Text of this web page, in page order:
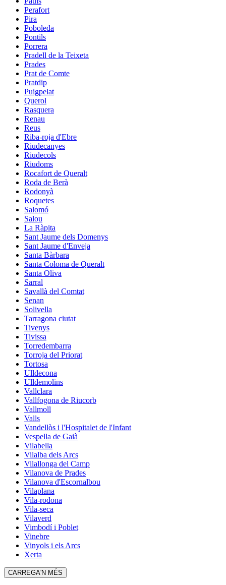
Perafort
Pira
Poboleda
Pontils
Porrera
Pradell de la Teixeta
Prades
Prat de Comte
Pratdip
Puigpelat
Querol
Rasquera
Renau
Reus
Riba-roja d'Ebre
Riudecanyes
Riudecols
Riudoms
Rocafort de Queralt
Roda de Berà
Rodonyà
Roquetes
Salomó
Salou
La Ràpita
Sant Jaume dels Domenys
Sant Jaume d'Enveja
Santa Bàrbara
Santa Coloma de Queralt
Santa Oliva
Sarral
Savallà del Comtat
Senan
Solivella
Tarragona ciutat
Tivenys
Tivissa
Torredembarra
Torroja del Priorat
Tortosa
Ulldecona
Ulldemolins
Vallclara
Vallfogona de Riucorb
Vallmoll
Valls
Vandellòs i l'Hospitalet de l'Infant
Vespella de Gaià
Vilabella
Vilalba dels Arcs
Vilallonga del Camp
Vilanova de Prades
Vilanova d'Escornalbou
Vilaplana
Vila-rodona
Vila-seca
Vilaverd
Vimbodí i Poblet
Vinebre
Vinyols i els Arcs
Xerta
CARREGA'N MÉS